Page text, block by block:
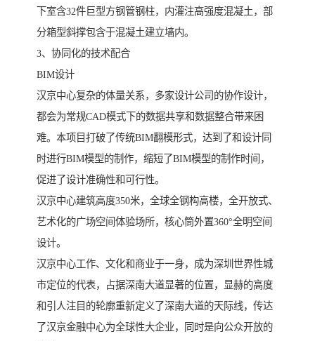
下室含32件巨型方钢管钢柱，内灌注高强度混凝土，部
分箱型斜撑包含于混凝土建立墙内。
3、协同化的技术配合
BIM设计
汉京中心复杂的体量关系，多家设计公司的协作设计，
都会为常规CAD模式下的数据共享和数据整合带来困
难。本项目打破了传统BIM翻模形式，达到了和设计同
时进行BIM模型的制作，缩短了BIM模型的制作时间，
促进了设计准确性和可行性。
汉京中心建筑高度350米，全球全钢构高楼，全开放式、
艺术化的广场空间体验场所，核心筒外置360°全明空间
设计。
汉京中心工作、文化和商业于一身，成为深圳世界性城
市定位的代表，占据深南大道显著的位置，显赫的高度
和引人注目的轮廓重新定义了深南大道的天际线，传达
了汉京金融中心为全球性大企业，同时是向公众开放的